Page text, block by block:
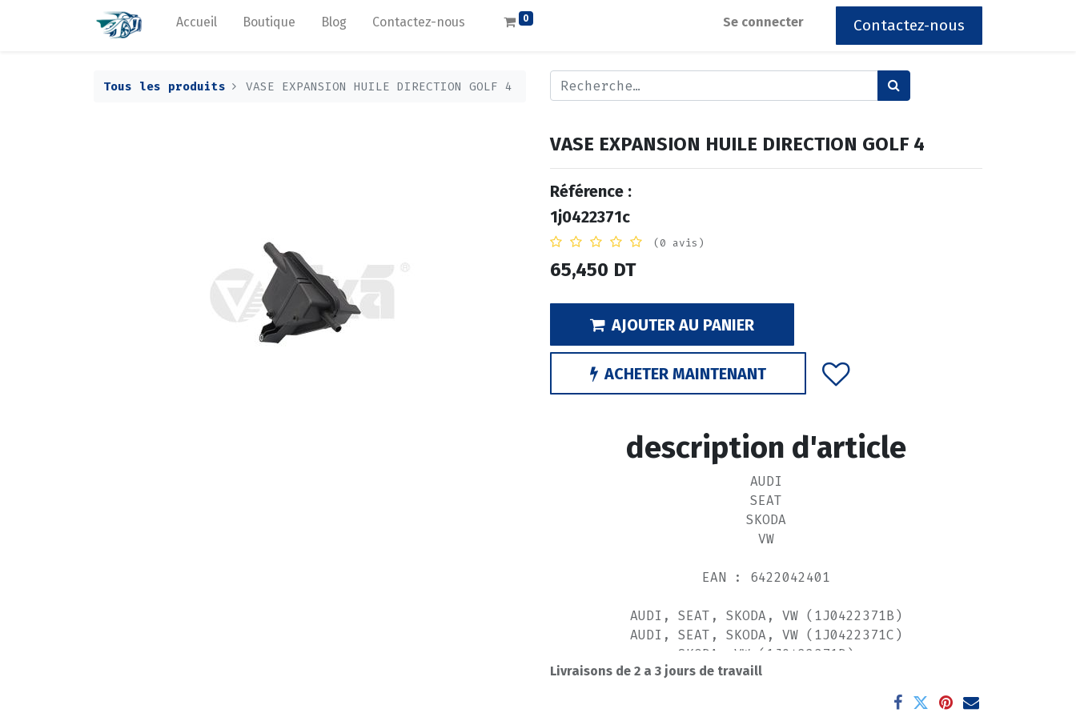
Accueil Boutique Blog Contactez-nous 0 Se connecter Contactez-nous
Tous les produits VASE EXPANSION HUILE DIRECTION GOLF 4
VASE EXPANSION HUILE DIRECTION GOLF 4
Référence :
1j0422371c
(0 avis)
65,450 DT
AJOUTER AU PANIER
ACHETER MAINTENANT
description d'article
AUDI
SEAT
SKODA
VW
EAN : 6422042401
AUDI, SEAT, SKODA, VW (1J0422371B)
AUDI, SEAT, SKODA, VW (1J0422371C)
SKODA, VW (1J0422371D)
VW (1JD422371A)
Livraisons de 2 a 3 jours de travaill